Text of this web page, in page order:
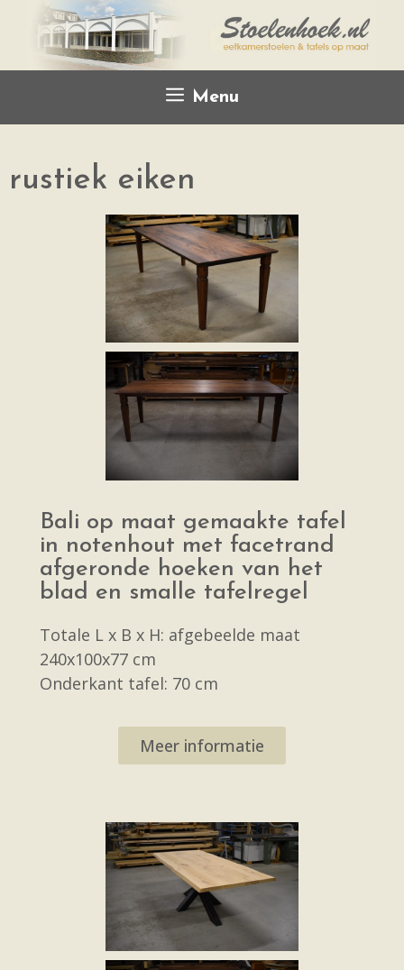
Menu
rustiek eiken
Bali op maat gemaakte tafel
in notenhout met facetrand
afgeronde hoeken van het
blad en smalle tafelregel
Totale L x B x H: afgebeelde maat
240x100x77 cm
Onderkant tafel: 70 cm
Meer informatie